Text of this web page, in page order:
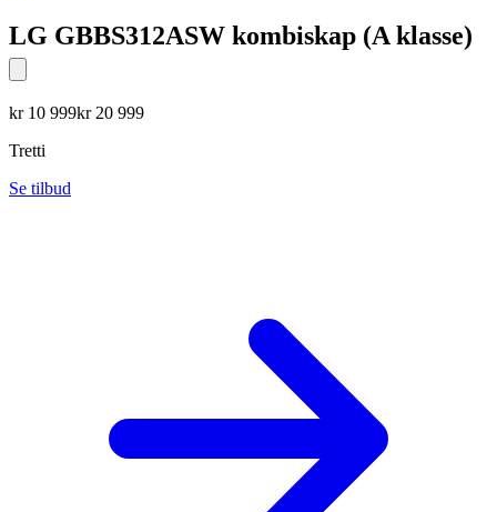
LG GBBS312ASW kombiskap (A klasse)
kr 10 999kr 20 999
Tretti
Se tilbud